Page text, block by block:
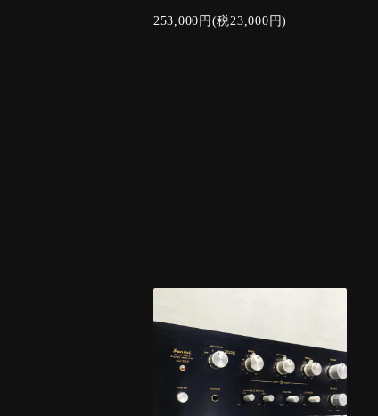
253,000円(税23,000円)